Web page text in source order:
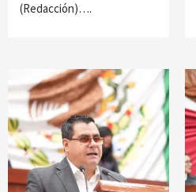
(Redacción)….